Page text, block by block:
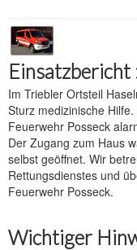
Einsatzbericht
Im Triebler Ortsteil
Sturz medizinische
Feuerwehr Posseck
Der Zugang zum Haus
selbst geöffnet. Wir
Rettungsdienstes und
Feuerwehr Posseck.
Wichtiger